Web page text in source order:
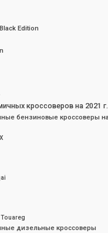
Edition
кроссоверов на 2021
бензиновые кроссоверы на
дизельные кроссоверы